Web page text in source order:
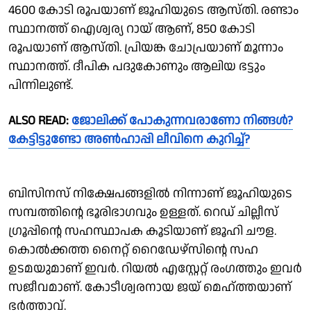
4600 കോടി രൂപയാണ് ജൂഹിയുടെ ആസ്തി. രണ്ടാം
സ്ഥാനത്ത് ഐശ്വര്യ റായ് ആണ്, 850 കോടി
രൂപയാണ് ആസ്തി. പ്രിയങ്ക ചോപ്രയാണ് മൂന്നാം
സ്ഥാനത്ത്. ദീപിക പദുകോണും ആലിയ ഭട്ടും
പിന്നിലുണ്ട്.
ALSO READ: ജോലിക്ക് പോകുന്നവരാണോ നിങ്ങൾ?
കേട്ടിട്ടുണ്ടോ അൺഹാപ്പി ലീവിനെ കുറിച്ച്?
ബിസിനസ് നിക്ഷേപങ്ങളിൽ നിന്നാണ് ജൂഹിയുടെ
സമ്പത്തിന്റെ ഭൂരിഭാഗവും ഉള്ളത്. റെഡ്‌ ചില്ലീസ്
ഗ്രൂപ്പിന്റെ സഹസ്ഥാപക കൂടിയാണ് ജൂഹി ചൗള.
കൊൽക്കത്ത നൈറ്റ് റൈഡേഴ്സിന്റെ സഹ
ഉടമയുമാണ് ഇവർ. റിയൽ എസ്റ്റേറ്റ് രംഗത്തും ഇവർ
സജീവമാണ്. കോടീശ്വരനായ ജയ് മെഹ്ത്തയാണ്
ഭർത്താവ്.